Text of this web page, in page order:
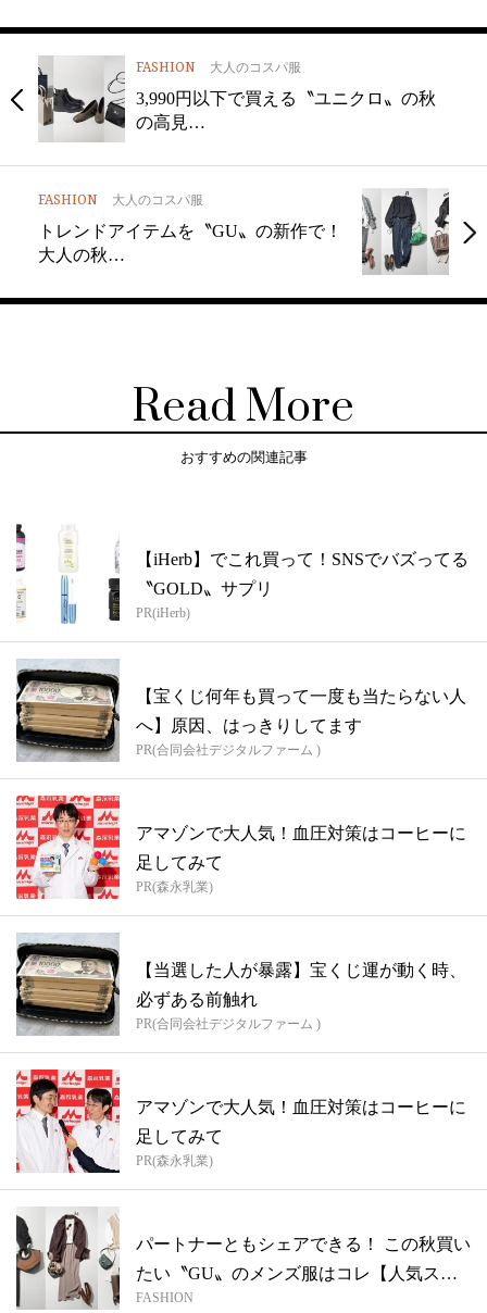
FASHION 大人のコスパ服
3,990円以下で買える〝ユニクロ〟の秋
の高見…
FASHION 大人のコスパ服
トレンドアイテムを〝GU〟の新作で！
大人の秋…
Read More
おすすめの関連記事
【iHerb】でこれ買って！SNSでバズってる
〝GOLD〟サプリ
PR(iHerb)
【宝くじ何年も買って一度も当たらない人
へ】原因、はっきりしてます
PR(合同会社デジタルファーム )
アマゾンで大人気！血圧対策はコーヒーに
足してみて
PR(森永乳業)
【当選した人が暴露】宝くじ運が動く時、
必ずある前触れ
PR(合同会社デジタルファーム )
アマゾンで大人気！血圧対策はコーヒーに
足してみて
PR(森永乳業)
パートナーともシェアできる！ この秋買い
たい〝GU〟のメンズ服はコレ【人気スタ
イ...
FASHION